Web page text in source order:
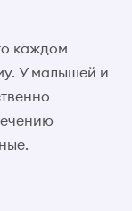
каждом
У малышей и